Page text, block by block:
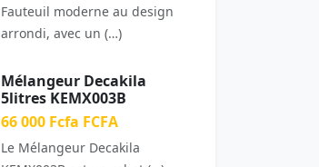
Fauteuil moderne au design
arrondi, avec un (…)
Mélangeur Decakila
5litres KEMX003B
66 000 Fcfa FCFA
Le Mélangeur Decakila